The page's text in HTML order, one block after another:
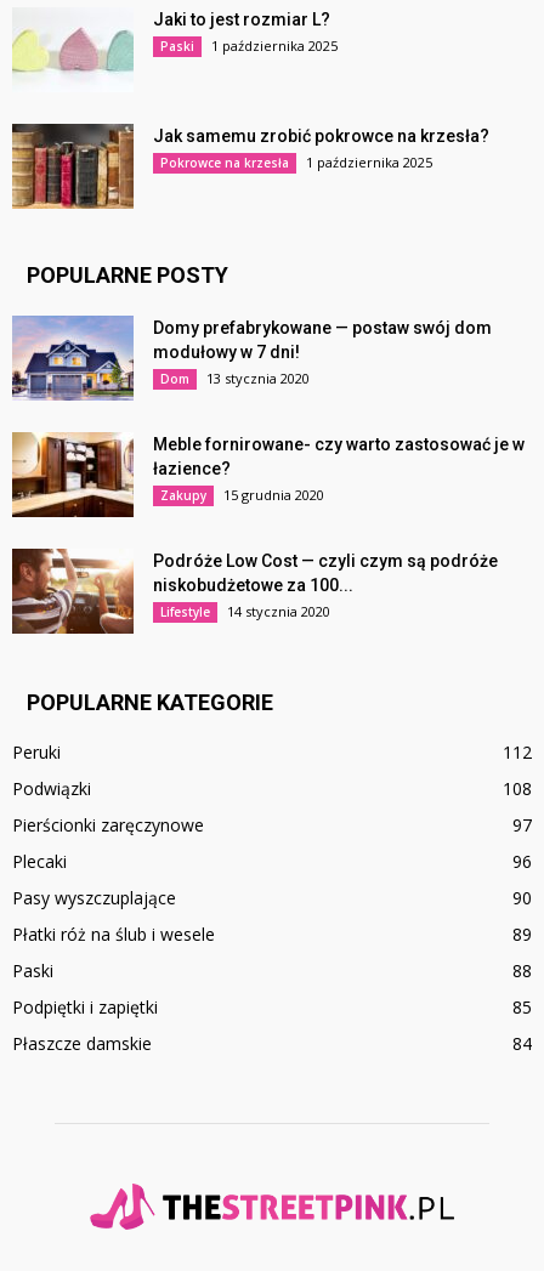
Jaki to jest rozmiar L?
Paski 1 października 2025
Jak samemu zrobić pokrowce na krzesła?
Pokrowce na krzesła 1 października 2025
POPULARNE POSTY
Domy prefabrykowane — postaw swój dom
modułowy w 7 dni!
Dom 13 stycznia 2020
Meble fornirowane- czy warto zastosować je w
łazience?
Zakupy 15 grudnia 2020
Podróże Low Cost — czyli czym są podróże
niskobudżetowe za 100...
Lifestyle 14 stycznia 2020
POPULARNE KATEGORIE
Peruki
112
Podwiązki
108
Pierścionki zaręczynowe
97
Plecaki
96
Pasy wyszczuplające
90
Płatki róż na ślub i wesele
89
Paski
88
Podpiętki i zapiętki
85
Płaszcze damskie
84